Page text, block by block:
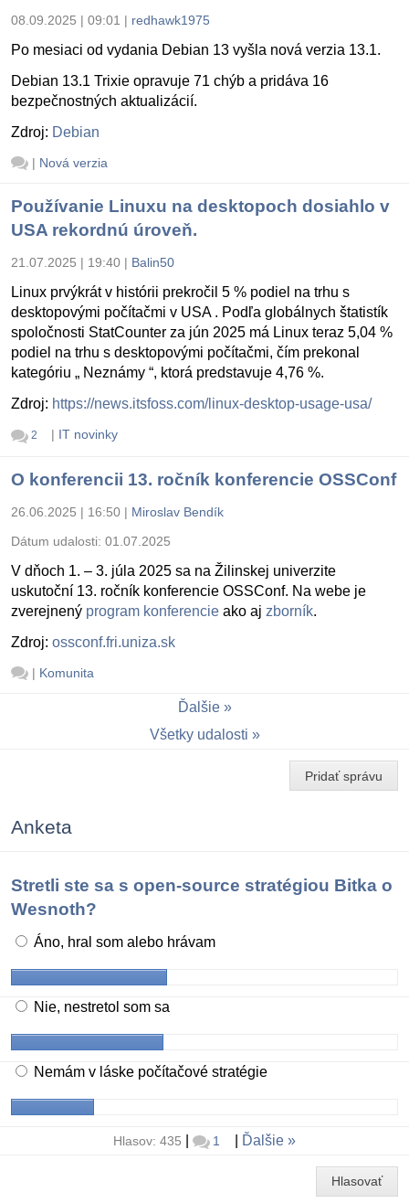
08.09.2025 | 09:01 | redhawk1975
Po mesiaci od vydania Debian 13 vyšla nová verzia 13.1.
Debian 13.1 Trixie opravuje 71 chýb a pridáva 16
bezpečnostných aktualizácií.
Zdroj: Debian
| Nová verzia
Používanie Linuxu na desktopoch dosiahlo v
USA rekordnú úroveň.
21.07.2025 | 19:40 | Balin50
Linux prvýkrát v histórii prekročil 5 % podiel na trhu s
desktopovými počítačmi v USA . Podľa globálnych štatistík
spoločnosti StatCounter za jún 2025 má Linux teraz 5,04 %
podiel na trhu s desktopovými počítačmi, čím prekonal
kategóriu „ Neznámy “, ktorá predstavuje 4,76 %.
Zdroj: https://news.itsfoss.com/linux-desktop-usage-usa/
2 | IT novinky
O konferencii 13. ročník konferencie OSSConf
26.06.2025 | 16:50 | Miroslav Bendík
Dátum udalosti: 01.07.2025
V dňoch 1. – 3. júla 2025 sa na Žilinskej univerzite
uskutoční 13. ročník konferencie OSSConf. Na webe je
zverejnený program konferencie ako aj zborník.
Zdroj: ossconf.fri.uniza.sk
| Komunita
Ďalšie
Všetky udalosti
Pridať správu
Anketa
Stretli ste sa s open-source stratégiou Bitka o
Wesnoth?
Áno, hral som alebo hrávam
Nie, nestretol som sa
Nemám v láske počítačové stratégie
Hlasov: 435 1 Ďalšie
Hlasovať